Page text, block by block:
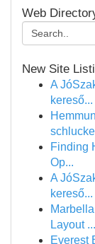
Web
New Site
A
kereső...
Finding
Op...
A
kereső...
Layout ...
Everest